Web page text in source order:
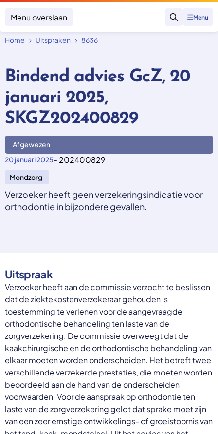
Menu overslaan
Zoeken
Menu
Onderwerpen
Zorgverzekering afsluiten
Vergoeding van zorg
Zorg in het buitenland
Geen zorgverzekering
Overheid moet proactief
ondersteuning bieden bij schulden, niet
straffen
Schrap de opslag op de zorgpremie voor mensen die
niet kunnen betalen en bied proactieve
ondersteuning, zoals automatische zorgtoeslag. Zo
voorkomt de overheid schulden, vermindert stress
en blijft noodzakelijke zorg toegankelijk.
Lees meer
Focus en impact
Uitspraken
Over SKGZ
Nieuws
Casussen
Vacatures
Deutsch
Polski
Romana
български
Українська
русский
Espanol
Francais
Home Uitspraken 8636
Bindend advies GcZ, 20
januari 2025,
SKGZ202400829
Afgewezen
20 januari 2025- 202400829
Mondzorg
Verzoeker heeft geen verzekeringsindicatie voor
orthodontie in bijzondere gevallen.
Uitspraak
Verzoeker heeft aan de commissie verzocht te beslissen
dat de ziektekostenverzekeraar gehouden is
toestemming te verlenen voor de aangevraagde
orthodontische behandeling ten laste van de
zorgverzekering. De commissie overweegt dat de
kaakchirurgische en de orthodontische behandeling van
elkaar moeten worden onderscheiden. Het betreft twee
verschillende verzekerde prestaties, die moeten worden
beoordeeld aan de hand van de onderscheiden
voorwaarden. Voor de aanspraak op orthodontie ten
laste van de zorgverzekering geldt dat sprake moet zijn
van een zeer ernstige ontwikkelings- of groeistoornis van